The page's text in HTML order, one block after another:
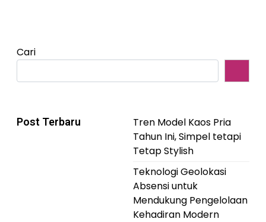
Cari
Post Terbaru
Tren Model Kaos Pria
Tahun Ini, Simpel tetapi
Tetap Stylish
Teknologi Geolokasi
Absensi untuk
Mendukung Pengelolaan
Kehadiran Modern